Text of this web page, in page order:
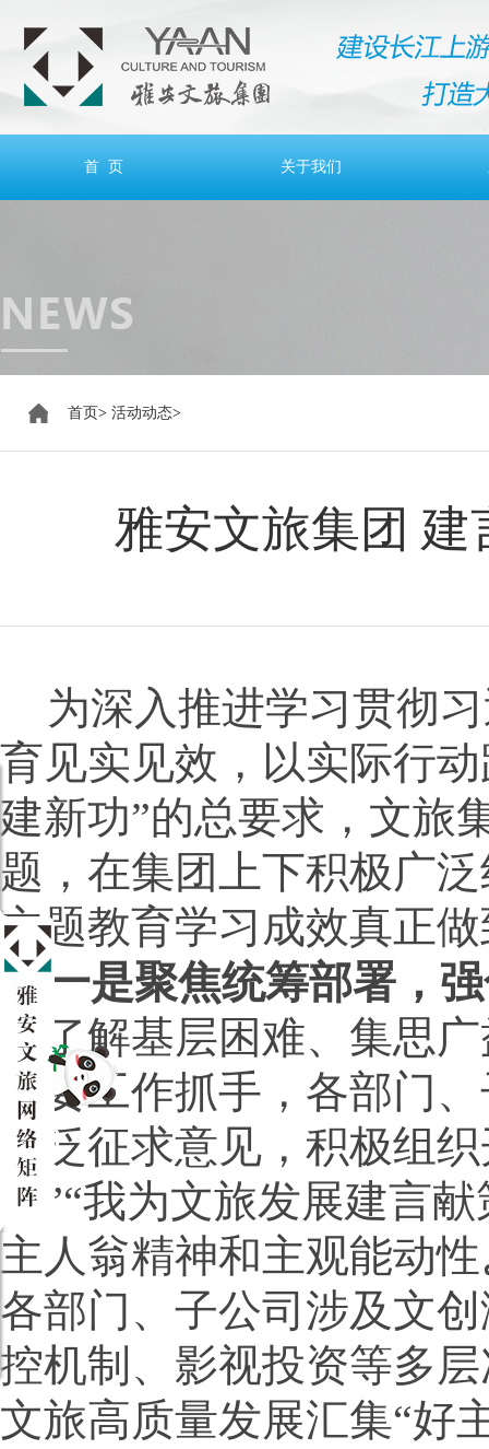
首 页 关于我们
首页> 活动动态>
雅安文旅集团 建
为深入推进学习贯彻
育见实见效，以实际行
建新功”的总要求，文旅
题，在集团上下积极广
主题教育学习成效真正
一是聚焦统筹部署，
为了解基层困难、集思
重要工作抓手，各部门
广泛征求意见，积极组
策”“我为文旅发展建言
主人翁精神和主观能动性
各部门、子公司涉及文
控机制、影视投资等多
文旅高质量发展汇集“好